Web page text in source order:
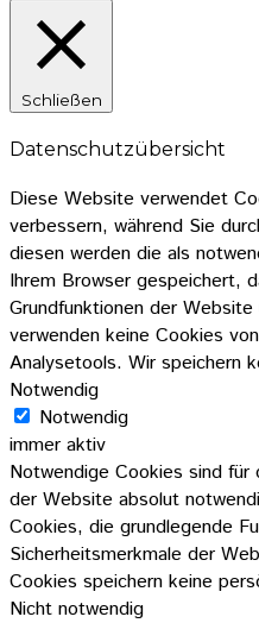
Schließen
Datenschutzübersicht
Diese Website verwendet
verbessern, während Sie
diesen werden die als
Ihrem Browser gespeichert,
Grundfunktionen der
verwenden keine Cookies
Analysetools. Wir speichern
Notwendig
Notwendig
immer aktiv
Notwendige Cookies sind für
der Website absolut
Cookies, die grundlegende
Sicherheitsmerkmale der
Cookies speichern keine
Nicht notwendig